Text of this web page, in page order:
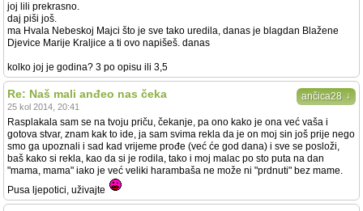
joj lili prekrasno.
daj piši još.
ma Hvala Nebeskoj Majci što je sve tako uredila, danas je blagdan Blažene
Djevice Marije Kraljice a ti ovo napišeš. danas
kolko joj je godina? 3 po opisu ili 3,5
ančica28 ↓
Re: Naš mali anđeo nas čeka
25 kol 2014, 20:41
Rasplakala sam se na tvoju priču, čekanje, pa ono kako je ona već vaša i
gotova stvar, znam kak to ide, ja sam svima rekla da je on moj sin još prije nego
smo ga upoznali i sad kad vrijeme prođe (već će god dana) i sve se posloži,
baš kako si rekla, kao da si je rodila, tako i moj malac po sto puta na dan
"mama, mama" iako je već veliki harambaša ne može ni "prdnuti" bez mame.
Pusa ljepotici, uživajte